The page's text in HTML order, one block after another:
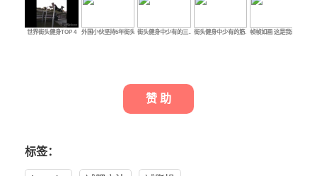
世界街头健身TOP 4 外国小伙坚持5年街头…街头健身中少有的三…街头健身中少有的筋…帧帧如画 这是我最喜…
赞 助
标签：